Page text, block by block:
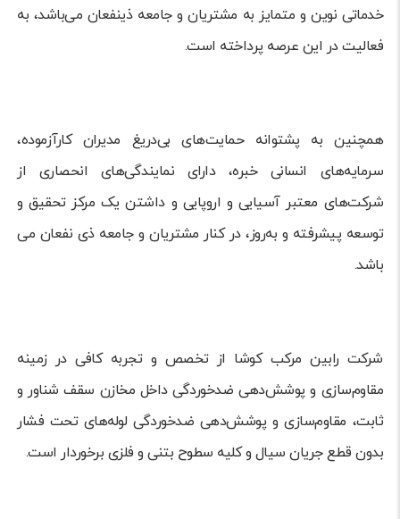
خدماتی نوین و متمایز به مشتریان و جامعه ذینفعان می‌باشد، به
فعالیت در این عرصه پرداخته است.
همچنین به پشتوانه حمایت‌های بی‌دریغ مدیران کارآزموده،
سرمایه‌های انسانی خبره، دارای نمایندگی‌های انحصاری از
شرکت‌های معتبر آسیایی و اروپایی و داشتن یک مرکز تحقیق و
توسعه پیشرفته و به‌روز، در کنار مشتریان و جامعه ذی نفعان می
باشد.
شرکت رابین مرکب کوشا از تخصص و تجربه کافی در زمینه
مقاوم‌سازی و پوشش‌دهی ضد‌خوردگی داخل مخازن سقف شناور و
ثابت، مقاوم‌سازی و پوشش‌دهی ضد‌خوردگی لوله‌های تحت فشار
بدون قطع جریان سیال و کلیه سطوح بتنی و فلزی برخوردار است.